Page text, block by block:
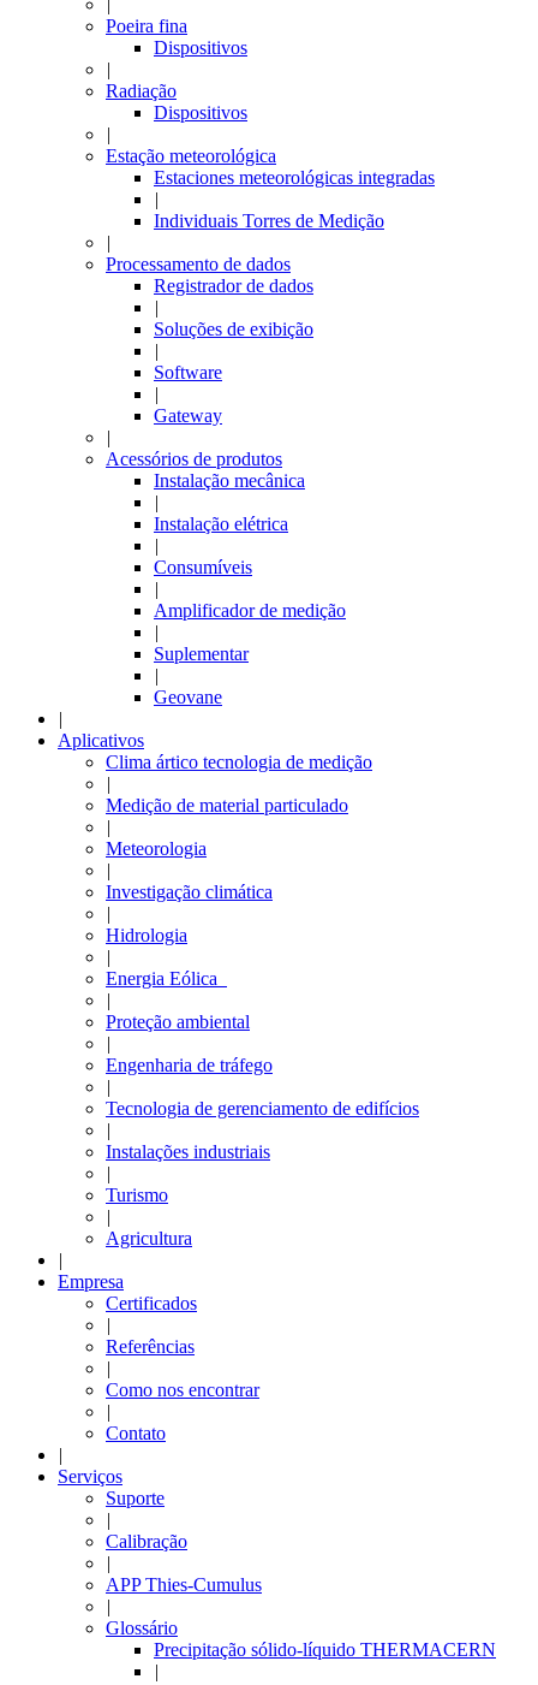
|
Poeira fina
Dispositivos
|
Radiação
Dispositivos
|
Estação meteorológica
Estaciones meteorológicas integradas
|
Individuais Torres de Medição
|
Processamento de dados
Registrador de dados
|
Soluções de exibição
|
Software
|
Gateway
|
Acessórios de produtos
Instalação mecânica
|
Instalação elétrica
|
Consumíveis
|
Amplificador de medição
|
Suplementar
|
Geovane
|
Aplicativos
Clima ártico tecnologia de medição
|
Medição de material particulado
|
Meteorologia
|
Investigação climática
|
Hidrologia
|
Energia Eólica
|
Proteção ambiental
|
Engenharia de tráfego
|
Tecnologia de gerenciamento de edifícios
|
Instalações industriais
|
Turismo
|
Agricultura
|
Empresa
Certificados
|
Referências
|
Como nos encontrar
|
Contato
|
Serviços
Suporte
|
Calibração
|
APP Thies-Cumulus
|
Glossário
Precipitação sólido-líquido THERMACERN
|